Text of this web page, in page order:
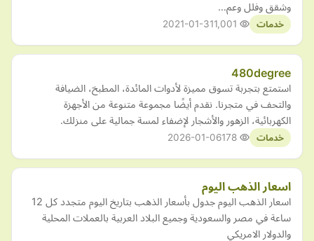
وشقق وفلل وعم…
خدمات 2021-01-31
480degree
استمتع بتجربة تسوق مميزة لأدوات المائدة، المطبخ، الضيافة
والتحف في متجرنا. نقدم أيضًا مجموعة متنوعة من الأجهزة
الكهربائية، الزهور والأشجار لإضفاء لمسة جمالية على منزلك.
خدمات 2026-01-06
اسعار الذهب اليوم
اسعار الذهب اليوم جدول بأسعار الذهب بتاريخ اليوم متجدد كل 12
ساعة في مصر والسعودية وجميع البلاد العربية بالعملات المحلية
والدولار الامريكي